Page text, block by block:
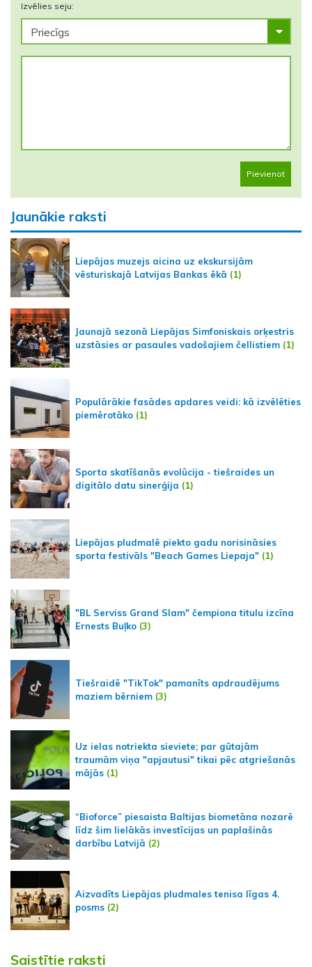
Izvēlies seju:
Pievienot
Jaunākie raksti
Liepājas muzejs aicina uz ekskursijām
vēsturiskajā Latvijas Bankas ēkā (1)
Jaunajā sezonā Liepājas Simfoniskais orķestris
uzstāsies ar pasaules vadošajiem čellistiem (1)
Populārākie fasādes apdares veidi: kā izvēlēties
piemērotāko (1)
Sporta skatīšanās evolūcija - tiešraides un
digitālo datu sinerģija (1)
Liepājas pludmalē piekto gadu norisināsies
sporta festivāls "Beach Games Liepaja" (1)
"BL Serviss Grand Slam" čempiona titulu izcīna
Ernests Buļko (3)
Tiešraidē "TikTok" pamanīts apdraudējums
maziem bērniem (3)
Uz ielas notriekta sieviete; par gūtajām
traumām viņa "apjautusi" tikai pēc atgriešanās
mājās (1)
“Bioforce” piesaista Baltijas biometāna nozarē
līdz šim lielākās investīcijas un paplašinās
darbību Latvijā (2)
Aizvadīts Liepājas pludmales tenisa līgas 4.
posms (2)
Saistītie raksti